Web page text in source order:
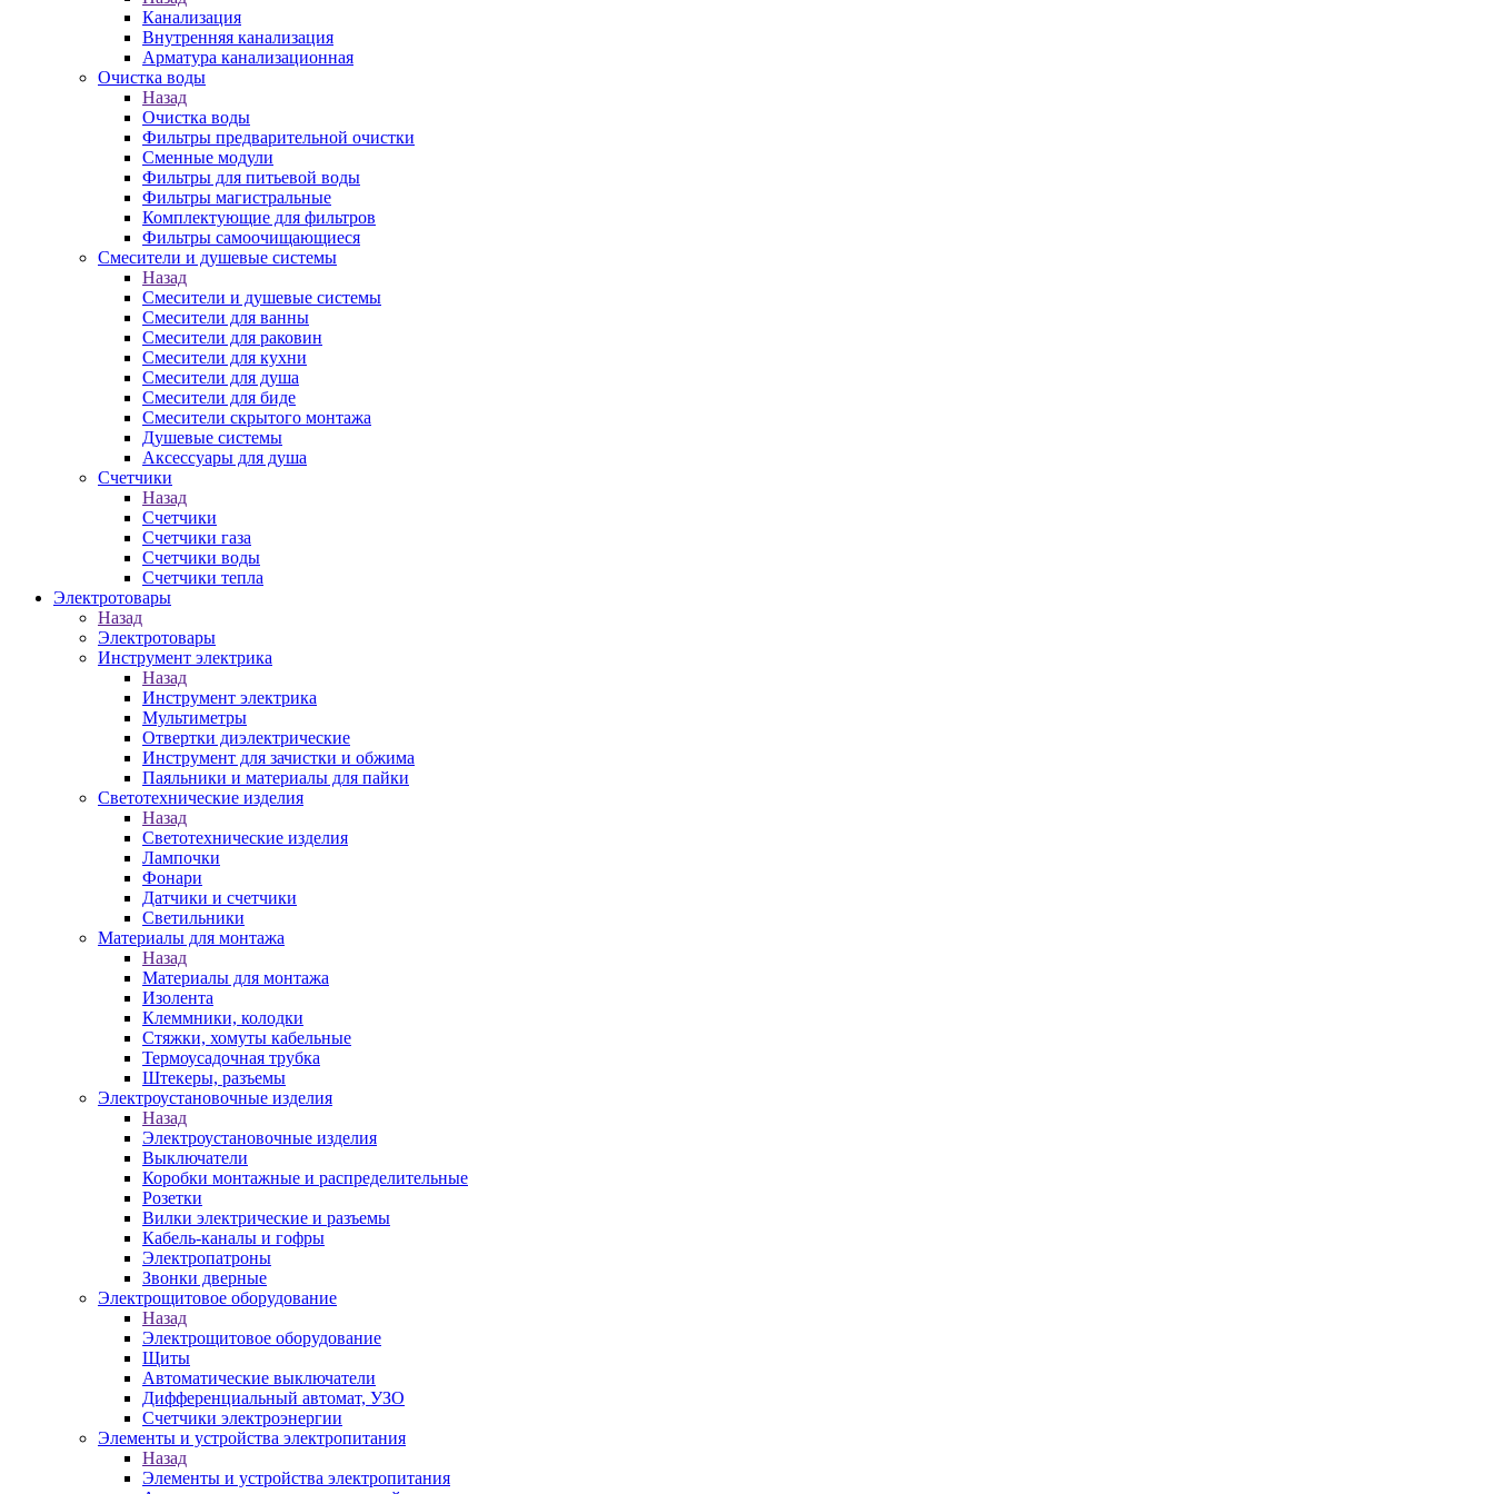
Канализация
Внутренняя канализация
Арматура канализационная
Очистка воды
Назад
Очистка воды
Фильтры предварительной очистки
Сменные модули
Фильтры для питьевой воды
Фильтры магистральные
Комплектующие для фильтров
Фильтры самоочищающиеся
Смесители и душевые системы
Назад
Смесители и душевые системы
Смесители для ванны
Смесители для раковин
Смесители для кухни
Смесители для душа
Смесители для биде
Смесители скрытого монтажа
Душевые системы
Аксессуары для душа
Счетчики
Назад
Счетчики
Счетчики газа
Счетчики воды
Счетчики тепла
Электротовары
Назад
Электротовары
Инструмент электрика
Назад
Инструмент электрика
Мультиметры
Отвертки диэлектрические
Инструмент для зачистки и обжима
Паяльники и материалы для пайки
Светотехнические изделия
Назад
Светотехнические изделия
Лампочки
Фонари
Датчики и счетчики
Светильники
Материалы для монтажа
Назад
Материалы для монтажа
Изолента
Клеммники, колодки
Стяжки, хомуты кабельные
Термоусадочная трубка
Штекеры, разъемы
Электроустановочные изделия
Назад
Электроустановочные изделия
Выключатели
Коробки монтажные и распределительные
Розетки
Вилки электрические и разъемы
Кабель-каналы и гофры
Электропатроны
Звонки дверные
Электрощитовое оборудование
Назад
Электрощитовое оборудование
Щиты
Автоматические выключатели
Дифференциальный автомат, УЗО
Счетчики электроэнергии
Элементы и устройства электропитания
Назад
Элементы и устройства электропитания